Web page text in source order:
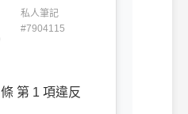
私人筆記
#7904115
第 1 項違反